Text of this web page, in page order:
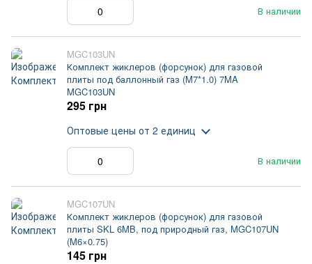
В наличии
MGC103UN
Комплект жиклеров (форсунок) для газовой
плиты под баллонный газ (M7*1.0) 7MA
MGC103UN
В наличии
295 грн
Оптовые цены от 2 единиц
MGC107UN
Комплект жиклеров (форсунок) для газовой
плиты SKL 6MB, под природный газ, MGC107UN
(M6×0.75)
145 грн